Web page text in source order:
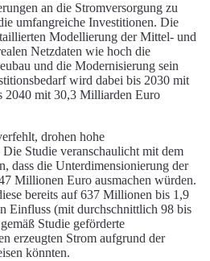
an die Stromversorgung zu
umfangreiche Investitionen. Die
Modellierung der Mittel- und
Netzdaten wie hoch die
und die Modernisierung sein
wird dabei bis 2030 mit
2040 mit 30,3 Milliarden Euro
drohen hohe
Studie veranschaulicht mit dem
dass die Unterdimensionierung der
Millionen Euro ausmachen würden.
bereits auf 637 Millionen bis 1,9
Einfluss (mit durchschnittlich 98 bis
Studie geförderte
erzeugten Strom aufgrund der
könnten.